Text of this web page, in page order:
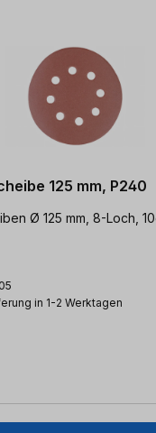
125 mm, P240
Ø 125 mm, 8-Loch,
in 1-2 Werktagen